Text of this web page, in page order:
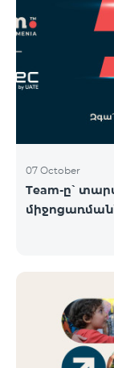
07 October
Team-ը՝